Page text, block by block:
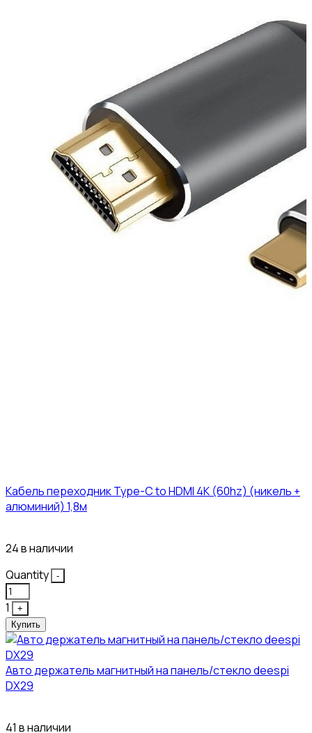
Кабель переходник Type-C to HDMI 4K (60hz) (никель +
алюминий) 1,8м
24 в наличии
Quantity
-
1
+
Купить
Авто держатель магнитный на панель/стекло deespi
DX29
41 в наличии